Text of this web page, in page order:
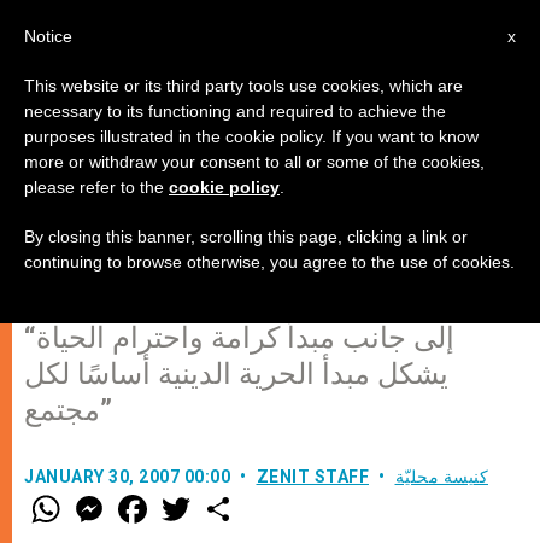
الأسقف بتوري: "يجد المسيحي نفسه
محاطًا ببيئة اجتماعية تعرقل اعتراف
إيمانه، وعملية نضوج عقلية إيمانية"
“إلى جانب مبدأ كرامة واحترام الحياة
يشكل مبدأ الحرية الدينية أساسًا لكل
مجتمع”
JANUARY 30, 2007 00:00 ZENIT STAFF كنيسة محليّة
W
h
M
e
F
a w
x
Notice
This website or its third party tools use cookies, which are
necessary to its functioning and required to achieve the
purposes illustrated in the cookie policy. If you want to know
more or withdraw your consent to all or some of the cookies,
please refer to the cookie policy
By closing this banner, scrolling this page, clicking a link or
continuing to browse otherwise, you agree to the use of cookies.